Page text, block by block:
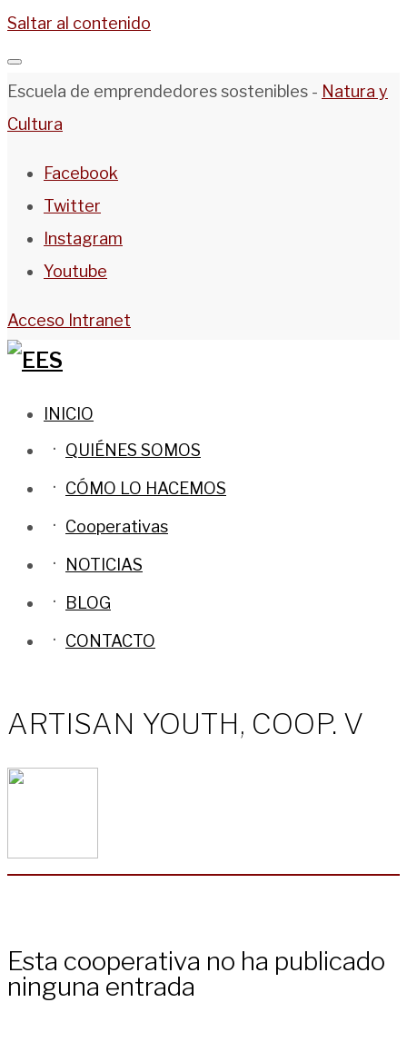
Saltar al contenido
Escuela de emprendedores sostenibles - Natura y
Cultura
Facebook
Twitter
Instagram
Youtube
Acceso Intranet
INICIO
QUIÉNES SOMOS
CÓMO LO HACEMOS
Cooperativas
NOTICIAS
BLOG
CONTACTO
ARTISAN YOUTH, COOP. V
Esta cooperativa no ha publicado
ninguna entrada